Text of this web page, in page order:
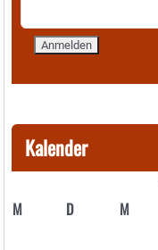
Kalender
M D M